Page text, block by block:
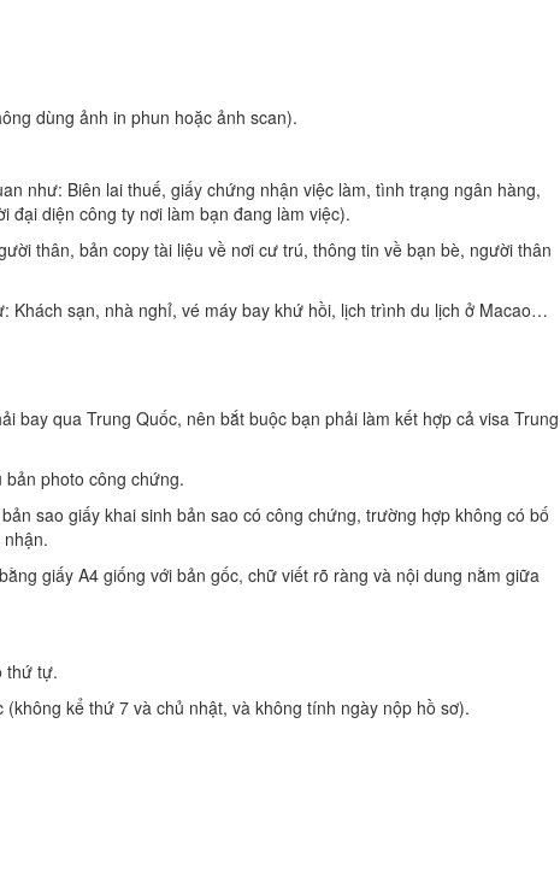
dùng ảnh in phun hoặc ảnh scan).
như: Biên lai thuế, giấy chứng nhận việc làm, tình trạng ngân hàng,
đại diện công ty nơi làm bạn đang làm việc).
thân, bản copy tài liệu về nơi cư trú, thông tin về bạn bè, người thân
Khách sạn, nhà nghỉ, vé máy bay khứ hồi, lịch trình du lịch ở Macao…
bay qua Trung Quốc, nên bắt buộc bạn phải làm kết hợp cả visa Trung
bản photo công chứng.
sao giấy khai sinh bản sao có công chứng, trường hợp không có bố
giấy A4 giống với bản gốc, chữ viết rõ ràng và nội dung nằm giữa
thứ tự.
kể thứ 7 và chủ nhật, và không tính ngày nộp hồ sơ).